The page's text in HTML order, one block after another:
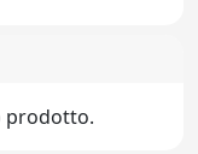
prodotto.